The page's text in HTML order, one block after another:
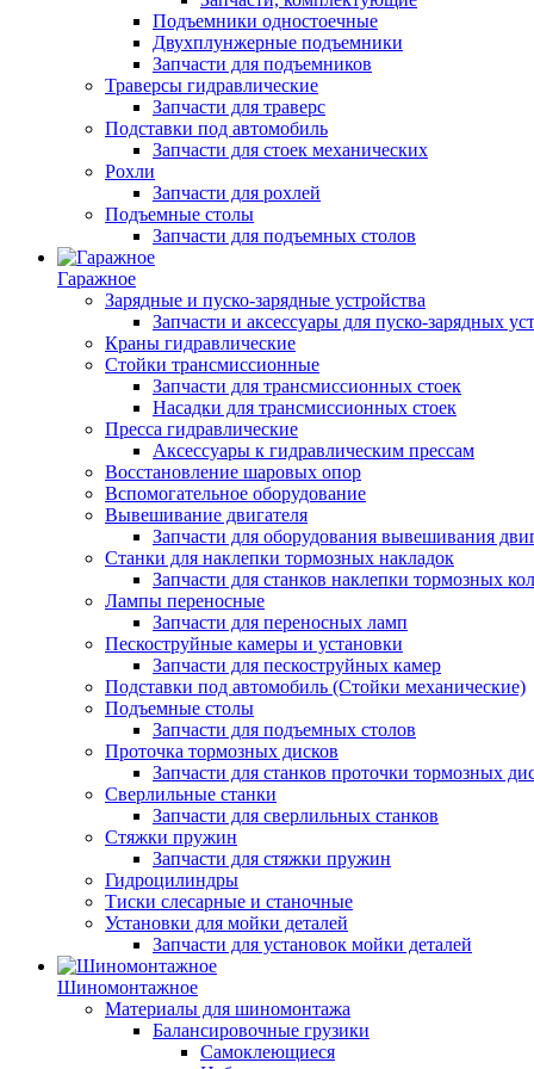
Подъемники одностоечные
Двухплунжерные подъемники
Запчасти для подъемников
Траверсы гидравлические
Запчасти для траверс
Подставки под автомобиль
Запчасти для стоек механических
Рохли
Запчасти для рохлей
Подъемные столы
Запчасти для подъемных столов
Гаражное
Зарядные и пуско-зарядные устройства
Запчасти и аксессуары для пуско-зарядных
Краны гидравлические
Стойки трансмиссионные
Запчасти для трансмиссионных стоек
Насадки для трансмиссионных стоек
Пресса гидравлические
Аксессуары к гидравлическим прессам
Восстановление шаровых опор
Вспомогательное оборудование
Вывешивание двигателя
Запчасти для оборудования вывешивания
Станки для наклепки тормозных накладок
Запчасти для станков наклепки тормозных
Лампы переносные
Запчасти для переносных ламп
Пескоструйные камеры и установки
Запчасти для пескоструйных камер
Подставки под автомобиль (Стойки механические)
Подъемные столы
Запчасти для подъемных столов
Проточка тормозных дисков
Запчасти для станков проточки тормозных
Сверлильные станки
Запчасти для сверлильных станков
Стяжки пружин
Запчасти для стяжки пружин
Гидроцилиндры
Тиски слесарные и станочные
Установки для мойки деталей
Запчасти для установок мойки деталей
Шиномонтажное
Материалы для шиномонтажа
Балансировочные грузики
Самоклеющиеся